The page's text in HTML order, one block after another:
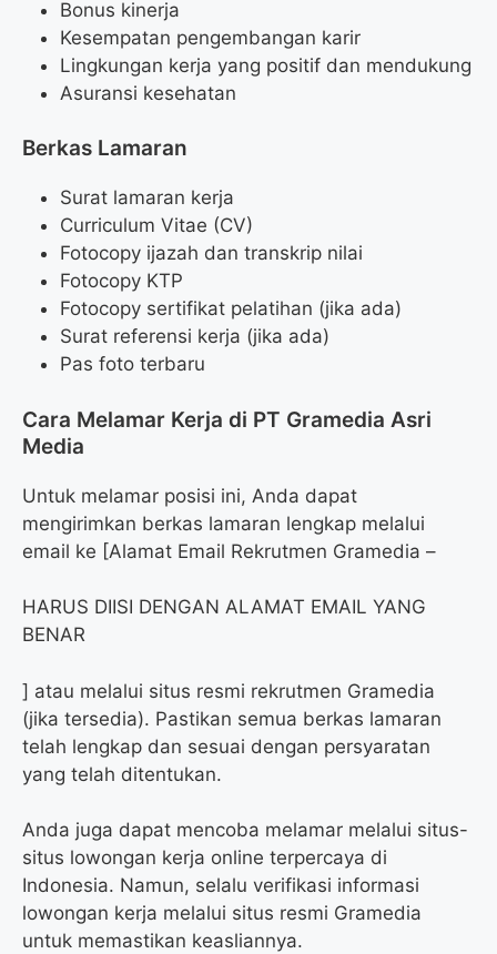
Bonus kinerja
Kesempatan pengembangan karir
Lingkungan kerja yang positif dan mendukung
Asuransi kesehatan
Berkas Lamaran
Surat lamaran kerja
Curriculum Vitae (CV)
Fotocopy ijazah dan transkrip nilai
Fotocopy KTP
Fotocopy sertifikat pelatihan (jika ada)
Surat referensi kerja (jika ada)
Pas foto terbaru
Cara Melamar Kerja di PT Gramedia Asri
Media
Untuk melamar posisi ini, Anda dapat
mengirimkan berkas lamaran lengkap melalui
email ke [Alamat Email Rekrutmen Gramedia –
HARUS DIISI DENGAN ALAMAT EMAIL YANG
BENAR
] atau melalui situs resmi rekrutmen Gramedia
(jika tersedia). Pastikan semua berkas lamaran
telah lengkap dan sesuai dengan persyaratan
yang telah ditentukan.
Anda juga dapat mencoba melamar melalui situs-
situs lowongan kerja online terpercaya di
Indonesia. Namun, selalu verifikasi informasi
lowongan kerja melalui situs resmi Gramedia
untuk memastikan keasliannya.